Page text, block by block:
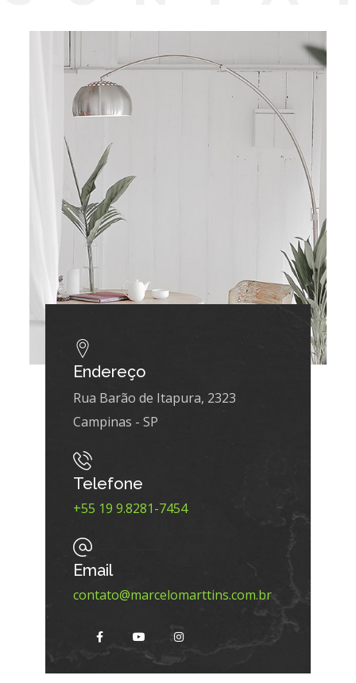
Endereço
Rua Barão de Itapura, 2323
Campinas - SP
Telefone
+55 19 9.8281-7454
Email
contato@marcelomarttins.com.br